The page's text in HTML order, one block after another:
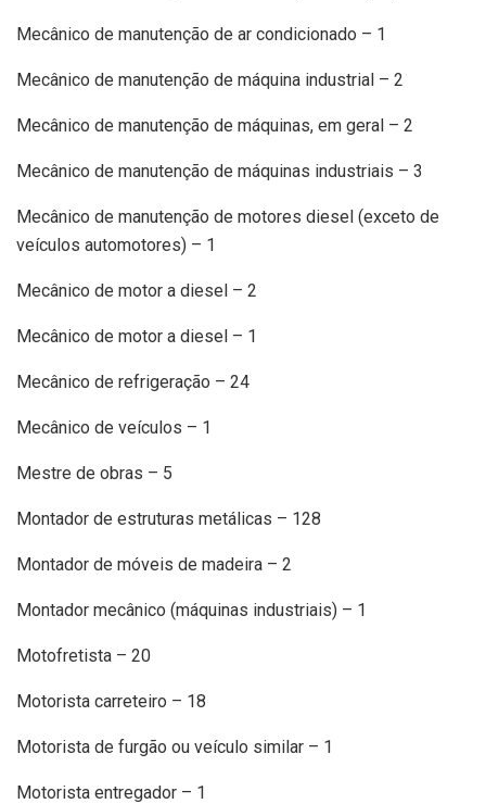
Mecânico de manutenção de ar condicionado – 1
Mecânico de manutenção de máquina industrial – 2
Mecânico de manutenção de máquinas, em geral – 2
Mecânico de manutenção de máquinas industriais – 3
Mecânico de manutenção de motores diesel (exceto de
veículos automotores) – 1
Mecânico de motor a diesel – 2
Mecânico de motor a diesel – 1
Mecânico de refrigeração – 24
Mecânico de veículos – 1
Mestre de obras – 5
Montador de estruturas metálicas – 128
Montador de móveis de madeira – 2
Montador mecânico (máquinas industriais) – 1
Motofretista – 20
Motorista carreteiro – 18
Motorista de furgão ou veículo similar – 1
Motorista entregador – 1